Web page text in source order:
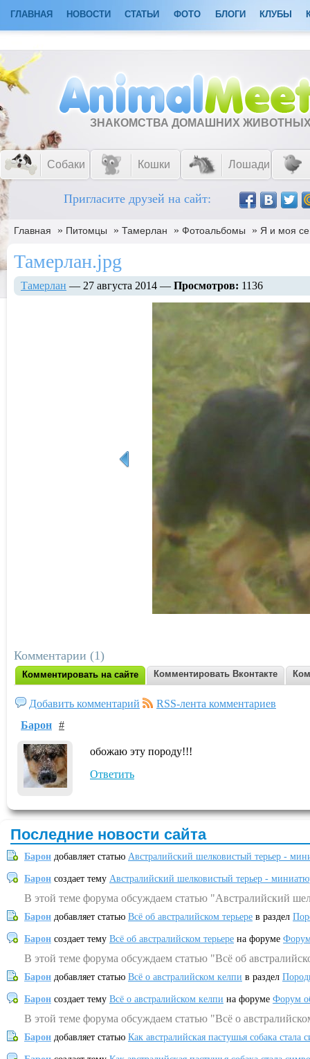
ГЛАВНАЯ НОВОСТИ СТАТЬИ ФОТО БЛОГИ КЛУБЫ
ЗНАКОМСТВА ДОМАШНИХ
Собаки Кошки Лошади
Пригласите друзей на сайт:
Главная » Питомцы » Тамерлан » Фотоальбомы » Я и моя
Тамерлан.jpg
Тамерлан — 27 августа 2014 — Просмотров: 1136
Комментарии (1)
Комментировать на сайте Комментировать Вконтакте
Добавить комментарий
RSS-лента комментариев
Барон #
обожаю эту породу!!!
Ответить
Последние новости сайта
Барон добавляет статью Австралийский шелковистый терьер -
Барон создает тему Австралийский шелковистый терьер -
В этой теме форума обсуждаем статью "Австралийский
Барон добавляет статью Всё об австралийском терьере в раздел
Барон создает тему Всё об австралийском терьере на форуме
В этой теме форума обсуждаем статью "Всё об
Барон добавляет статью Всё о австралийском келпи в раздел
Барон создает тему Всё о австралийском келпи на форуме Форум
В этой теме форума обсуждаем статью "Всё о
Барон добавляет статью Как австралийская пастушья собака